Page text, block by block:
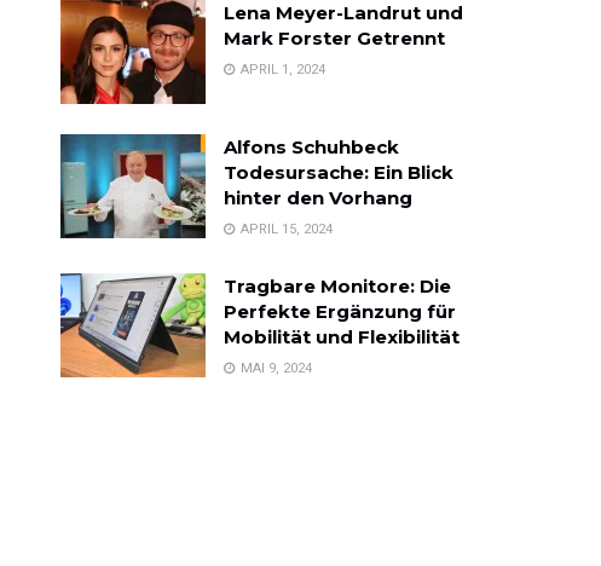
Lena Meyer-Landrut und
Mark Forster Getrennt
APRIL 1, 2024
Alfons Schuhbeck
Todesursache: Ein Blick
hinter den Vorhang
APRIL 15, 2024
Tragbare Monitore: Die
Perfekte Ergänzung für
Mobilität und Flexibilität
MAI 9, 2024